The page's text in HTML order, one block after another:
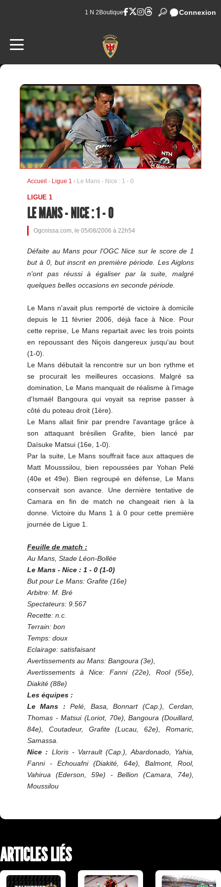
1 N 2 Boutique Connexion
Accueil › Ligue 1 › Le Mans - Nice : 1 - 0
LIGUE 1
LE MANS - NICE : 1 - 0
Ogcnissa.com, le 05/08/2006 à 22h54
Défaite au Mans pour l'OGC Nice sur le score de 1
but à 0, but inscrit en première période. Les Aiglons
n'ont pas réussi à égaliser par la suite, malgré
quelques belles occasions en seconde période.
Le Mans n'avait plus remporté de victoire à domicile
depuis le 11 février 2006, déjà face à Nice. Pour
cette reprise, Le Mans repartait avec les trois points
en repoussant des Niçois dangereux jusqu'au bout
(1-0).
Le Mans débutait la rencontre sur un bon rythme et
se procurait les meilleures occasions. Malgré sa
domination, Le Mans manquait de réalisme à l'image
d'Ismaël Bangoura qui voyait sa reprise passer à
côté du poteau droit (1ère).
Le Mans allait finir par prendre l'avantage grâce à
son attaquant brésilien Grafite, bien lancé par
Daïsuke Matsui (16e, 1-0).
Par la suite, Le Mans souffrait face aux attaques de
Matt Mousssilou, bien repoussées par Yohan Pelé
(40e et 49e). Bien regroupé en défense, Le Mans
conservait son avance. Une dernière tentative de
Camara en fin de match ne changeait rien à la
donne. Victoire du Mans 1 à 0 pour cette première
journée de Ligue 1.
Feuille de match :
Au Mans, Stade Léon-Bollée
Le Mans - Nice : 1 - 0 (1-0)
But pour Le Mans: Grafite (16e)
Arbitre: M. Bré
Spectateurs: 9.567
Recette: n.c.
Terrain: bon
Temps: doux
Eclairage: satisfaisant
Avertissements au Mans: Bangoura (3e),
Avertissements à Nice: Fanni (22e), Rool (55e),
Diakité (88e)
Les équipes :
Le Mans : Pelé, Basa, Bonnart (Cap.), Cerdan,
Thomas - Matsui (Loriot, 70e), Bangoura (Douillard,
84e), Coutadeur, Grafite (Lucau, 62e), Romaric,
Samassa.
Nice : Lloris - Varrault (Cap.), Abardonado, Yahia,
Fanni - Echouafni (Diakité, 64e), Balmont, Rool,
Vahirua (Ederson, 59e) - Bellion (Camara, 74e),
Moussilou
ARTICLES LIÉS